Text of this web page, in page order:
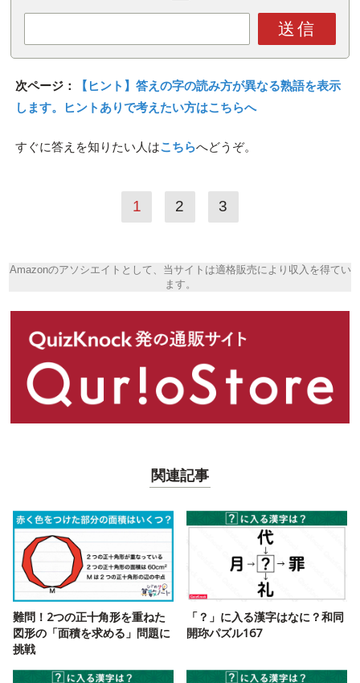
送信
次ページ：
【ヒント】答えの字の読み方が異なる熟語を表示
します。ヒントありで考えたい方はこちらへ
すぐに答えを知りたい人はこちらへどうぞ。
1 2 3
Amazonのアソシエイトとして、当サイトは適格販売により収入を得てい
ます。
関連記事
難問！2つの正十角形を重ねた
図形の「面積を求める」問題に
挑戦
「？」に入る漢字はなに？和同
開珎パズル167